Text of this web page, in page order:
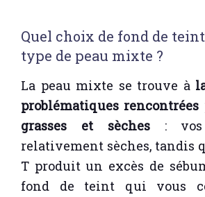
Quel choix de fond de
type de peau mixte ?
La peau mixte se trouve à
problématiques rencontrées
grasses et sèches: vos
relativement sèches, tandis
T produit un excès de
fond de teint qui vous